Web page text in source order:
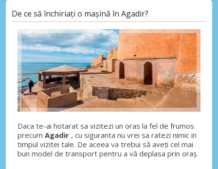
De ce să închiriați o mașină în Agadir?
Daca te-ai hotarat sa vizitezi un oras la fel de frumos
precum Agadir , cu siguranta nu vrei sa ratezi nimic in
timpul vizitei tale. De aceea va trebui să aveți cel mai
bun model de transport pentru a vă deplasa prin oraș.